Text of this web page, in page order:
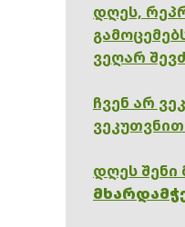
დღეს,
ვეღარ
ჩვენ არ
დღეს შენი